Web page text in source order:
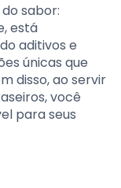
sabor:
está
aditivos e
únicas que
disso, ao servir
você
para seus